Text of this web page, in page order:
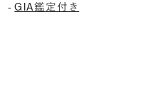
-GIA鑑定付き